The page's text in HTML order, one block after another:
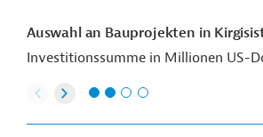
Auswahl an Bauprojekten in
Investitionssumme in Millionen US-